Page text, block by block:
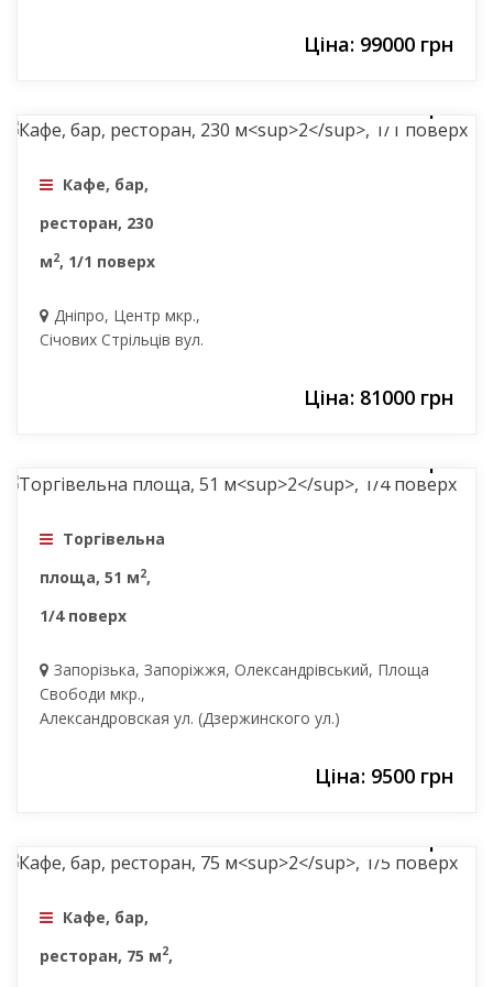
Ціна: 99000 грн
Ціна: 81000 грн
Кафе, бар,
ресторан, 230
м2, 1/1 поверх
Дніпро, Центр мкр.,
Січових Стрільців вул.
Ціна: 9500 грн
Торгівельна
площа, 51 м2,
1/4 поверх
Запорізька, Запоріжжя, Олександрівський, Площа
Свободи мкр.,
Александровская ул. (Дзержинского ул.)
Кафе, бар,
ресторан, 75 м2,